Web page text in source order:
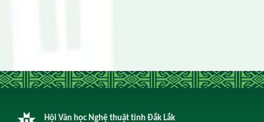
Hội Văn học Nghệ thuật tỉnh Đắk Lắk